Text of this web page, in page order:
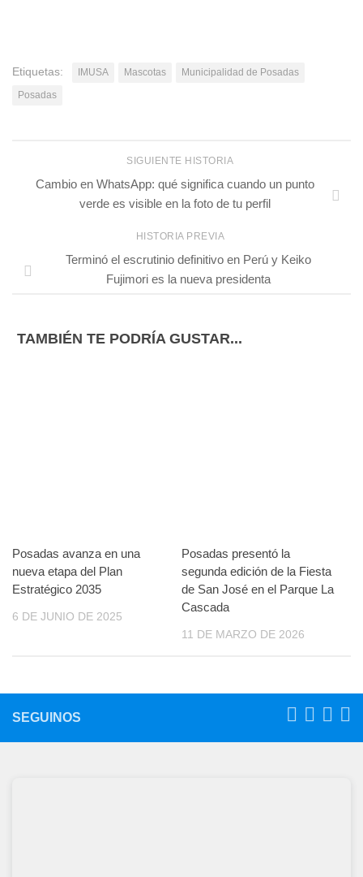
Etiquetas: IMUSA Mascotas
Municipalidad de Posadas
Posadas
SIGUIENTE HISTORIA
Cambio en WhatsApp: qué significa cuando un punto
verde es visible en la foto de tu perfil
HISTORIA PREVIA
Terminó el escrutinio definitivo en Perú y Keiko
Fujimori es la nueva presidenta
TAMBIÉN TE PODRÍA GUSTAR...
Posadas avanza en una
nueva etapa del Plan
Estratégico 2035
6 DE JUNIO DE 2025
Posadas presentó la
segunda edición de la Fiesta
de San José en el Parque La
Cascada
11 DE MARZO DE 2026
SEGUINOS